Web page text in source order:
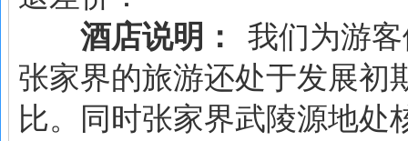
酒店说明：
我们为游
张家界的旅游还处于发展初
比。同时张家界武陵源地处